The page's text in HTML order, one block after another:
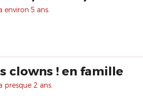
environ 5 ans.
clowns ! en famille
presque 2 ans.